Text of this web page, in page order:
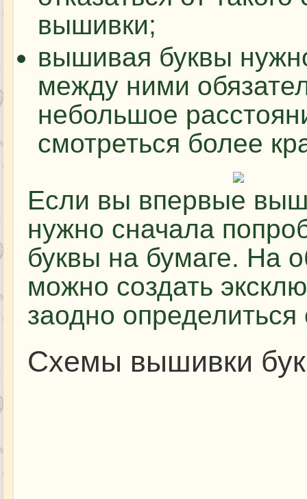
вышивки;
вышивая буквы
между ними
небольшое
смотреться более
Если вы впервые
нужно сначала
буквы на бумаге. На
можно создать
заодно
Схемы вышивки